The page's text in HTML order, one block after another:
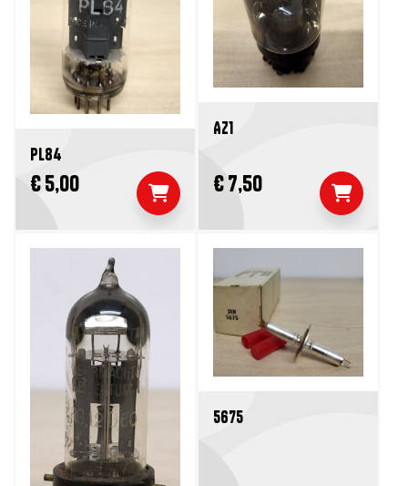
PL84
€ 5,00
AZ1
€ 7,50
5675